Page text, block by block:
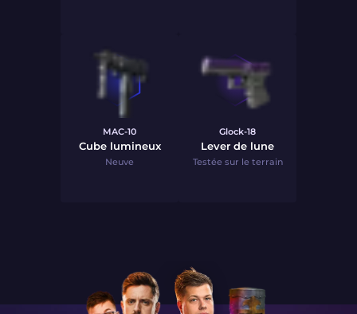
MAC-10
Cube lumineux
Neuve
Glock-18
Lever de lune
Testée sur le terrain